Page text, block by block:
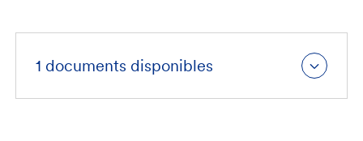
1 documents disponibles